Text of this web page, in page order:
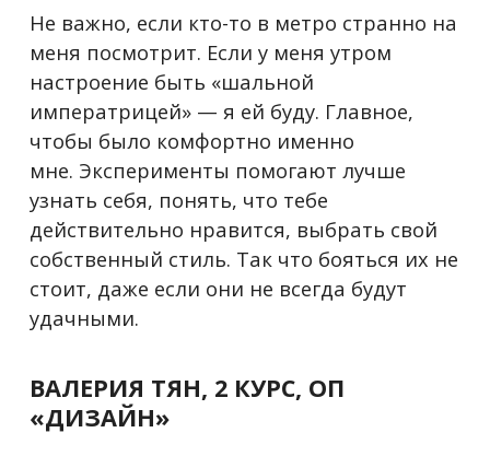
Не важно, если кто-то в метро странно на
меня посмотрит. Если у меня утром
настроение быть «шальной
императрицей» — я ей буду. Главное,
чтобы было комфортно именно
мне. Эксперименты помогают лучше
узнать себя, понять, что тебе
действительно нравится, выбрать свой
собственный стиль. Так что бояться их не
стоит, даже если они не всегда будут
удачными.
ВАЛЕРИЯ ТЯН, 2 КУРС, ОП
«ДИЗАЙН»